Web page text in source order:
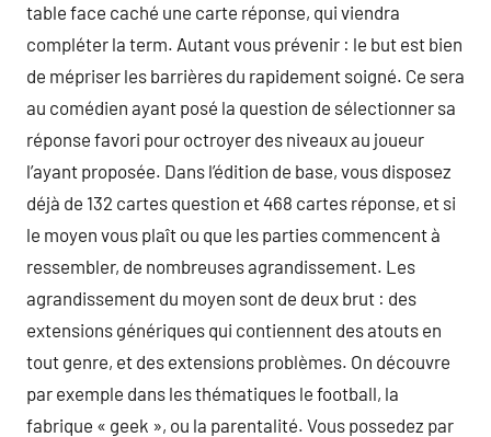
table face caché une carte réponse, qui viendra
compléter la term. Autant vous prévenir : le but est bien
de mépriser les barrières du rapidement soigné. Ce sera
au comédien ayant posé la question de sélectionner sa
réponse favori pour octroyer des niveaux au joueur
l’ayant proposée. Dans l’édition de base, vous disposez
déjà de 132 cartes question et 468 cartes réponse, et si
le moyen vous plaît ou que les parties commencent à
ressembler, de nombreuses agrandissement. Les
agrandissement du moyen sont de deux brut : des
extensions génériques qui contiennent des atouts en
tout genre, et des extensions problèmes. On découvre
par exemple dans les thématiques le football, la
fabrique « geek », ou la parentalité. Vous possedez par